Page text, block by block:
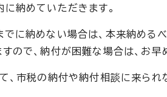
納めていただきます。
に納めない場合は、本来納める
ので、納付が困難な場合は、お早
、市税の納付や納付相談に来ら